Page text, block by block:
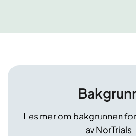
Les mer om bakgrunnen
av NorTrials